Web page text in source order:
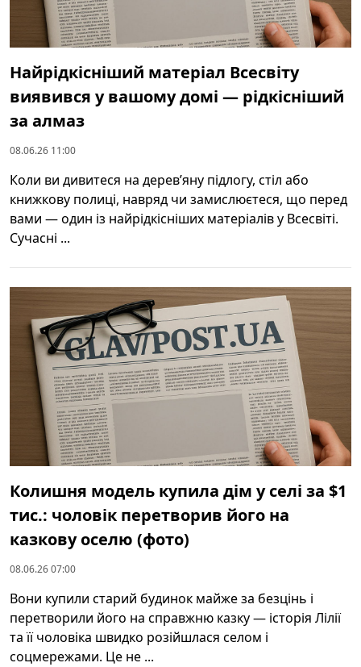
Найрідкісніший матеріал Всесвіту
виявився у вашому домі — рідкісніший
за алмаз
08.06.26 11:00
Коли ви дивитеся на дерев’яну підлогу, стіл або
книжкову полиці, навряд чи замислюєтеся, що перед
вами — один із найрідкісніших матеріалів у Всесвіті.
Сучасні ...
Колишня модель купила дім у селі за $1
тис.: чоловік перетворив його на
казкову оселю (фото)
08.06.26 07:00
Вони купили старий будинок майже за безцінь і
перетворили його на справжню казку — історія Лілії
та її чоловіка швидко розійшлася селом і
соцмережами. Це не ...